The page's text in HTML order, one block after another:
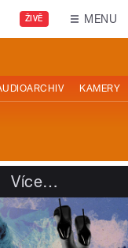
ŽIVĚ MENU
KAMERY
Více…